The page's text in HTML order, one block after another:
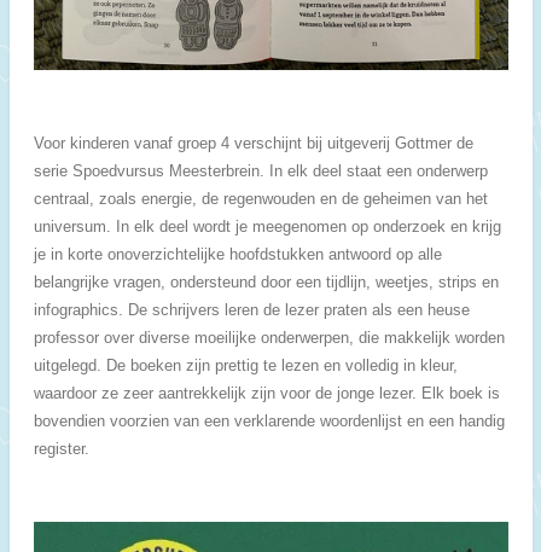
Voor kinderen vanaf groep 4 verschijnt bij uitgeverij Gottmer de
serie Spoedvursus Meesterbrein. In elk deel staat een onderwerp
centraal, zoals energie, de regenwouden en de geheimen van het
universum. In elk deel wordt je meegenomen op onderzoek en krijg
je in korte onoverzichtelijke hoofdstukken antwoord op alle
belangrijke vragen, ondersteund door een tijdlijn, weetjes, strips en
infographics. De schrijvers leren de lezer praten als een heuse
professor over diverse moeilijke onderwerpen, die makkelijk worden
uitgelegd. De boeken zijn prettig te lezen en volledig in kleur,
waardoor ze zeer aantrekkelijk zijn voor de jonge lezer. Elk boek is
bovendien voorzien van een verklarende woordenlijst en een handig
register.